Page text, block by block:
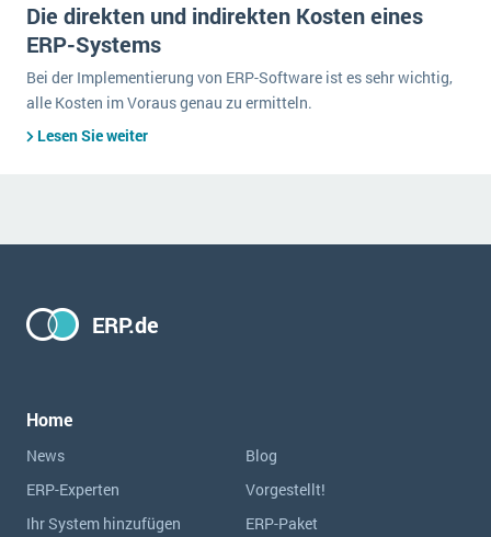
Die direkten und indirekten Kosten eines
ERP-Systems
Bei der Implementierung von ERP-Software ist es sehr wichtig,
alle Kosten im Voraus genau zu ermitteln.
Lesen Sie weiter
ERP.de
Home
News
Blog
ERP-Experten
Vorgestellt!
Ihr System hinzufügen
ERP-Paket